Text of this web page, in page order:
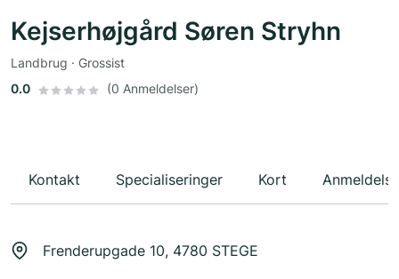
Kejserhøjgård Søren Stryhn
Landbrug · Grossist
0.0
(0 Anmeldelser)
Kontakt Specialiseringer Kort
Frenderupgade 10, 4780 STEGE